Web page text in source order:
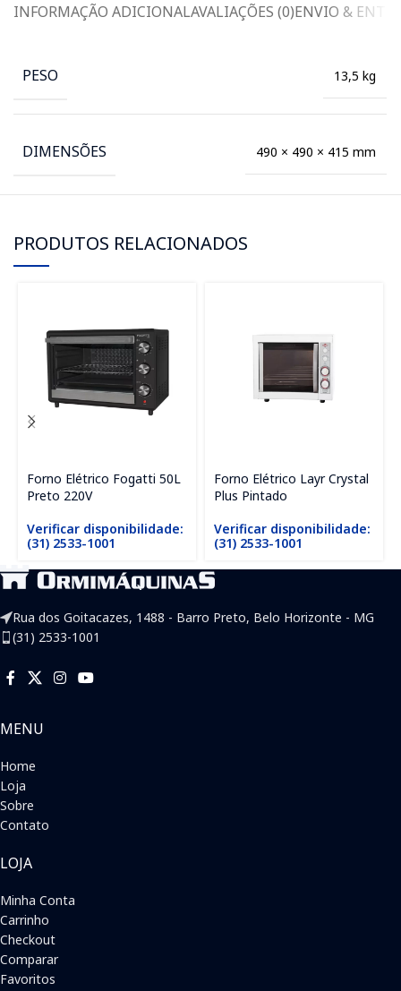
INFORMAÇÃO ADICIONALAVALIAÇÕES (0)ENVIO &
PESO 13,5 kg
DIMENSÕES 490 × 490 × 415 mm
PRODUTOS RELACIONADOS
Forno Elétrico Fogatti 50L
Preto 220V
Verificar disponibilidade:
(31) 2533-1001
Forno Elétrico Layr Crystal
Plus Pintado
Verificar disponibilidade:
(31) 2533-1001
Rua dos Goitacazes, 1488 - Barro Preto, Belo Horizonte - MG
(31) 2533-1001
MENU
Home
Loja
Sobre
Contato
LOJA
Minha Conta
Carrinho
Checkout
Comparar
Favoritos